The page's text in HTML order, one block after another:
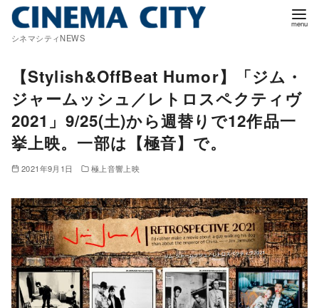
シネマシティNEWS
【Stylish&OffBeat Humor】「ジム・
ジャームッシュ／レトロスペクティヴ
2021」9/25(土)から週替りで12作品一
挙上映。一部は【極音】で。
2021年9月1日 極上音響上映